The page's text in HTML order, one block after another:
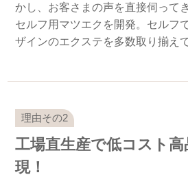
かし、お客さまの声を直接伺って
セルフ用マツエクを開発。セルフ
ザインのエクステを多数取り揃え
工場直生産で低コスト
現！